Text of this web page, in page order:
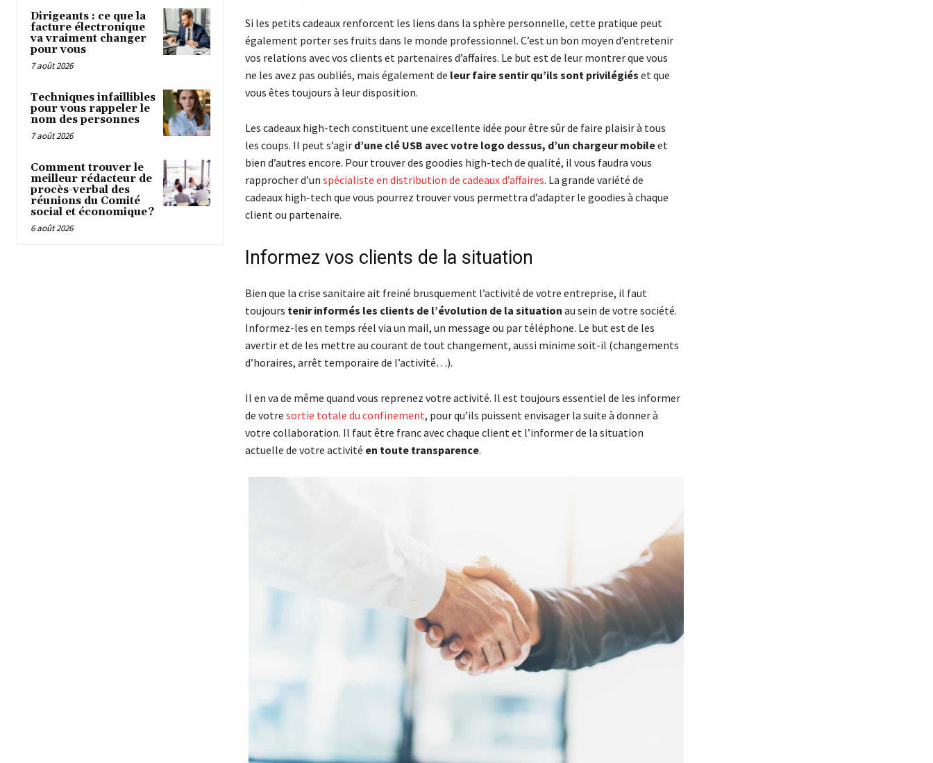
Dirigeants : ce que la
facture électronique
va vraiment changer
pour vous
7 août 2026
Techniques infaillibles
pour vous rappeler le
nom des personnes
7 août 2026
Comment trouver le
meilleur rédacteur de
procès-verbal des
réunions du Comité
social et économique ?
6 août 2026
Si les petits cadeaux renforcent les liens dans la sphère personnelle, cette pratique peut
également porter ses fruits dans le monde professionnel. C’est un bon moyen d’entretenir
vos relations avec vos clients et partenaires d’affaires. Le but est de leur montrer que vous
ne les avez pas oubliés, mais également de leur faire sentir qu’ils sont privilégiés et que
vous êtes toujours à leur disposition.
Les cadeaux high-tech constituent une excellente idée pour être sûr de faire plaisir à tous
les coups. Il peut s’agir d’une clé USB avec votre logo dessus, d’un chargeur mobileet
bien d’autres encore. Pour trouver des goodies high-tech de qualité, il vous faudra vous
rapprocher d’un spécialiste en distribution de cadeaux d’affaires. La grande variété de
cadeaux high-tech que vous pourrez trouver vous permettra d’adapter le goodies à chaque
client ou partenaire.
Informez vos clients de la situation
Bien que la crise sanitaire ait freiné brusquement l’activité de votre entreprise, il faut
toujours tenir informés les clients de l’évolution de la situation au sein de votre société.
Informez-les en temps réel via un mail, un message ou par téléphone. Le but est de les
avertir et de les mettre au courant de tout changement, aussi minime soit-il (changements
d’horaires, arrêt temporaire de l’activité…).
Il en va de même quand vous reprenez votre activité. Il est toujours essentiel de les informer
de votre sortie totale du confinement, pour qu’ils puissent envisager la suite à donner à
votre collaboration. Il faut être franc avec chaque client et l’informer de la situation
actuelle de votre activité en toute transparence.